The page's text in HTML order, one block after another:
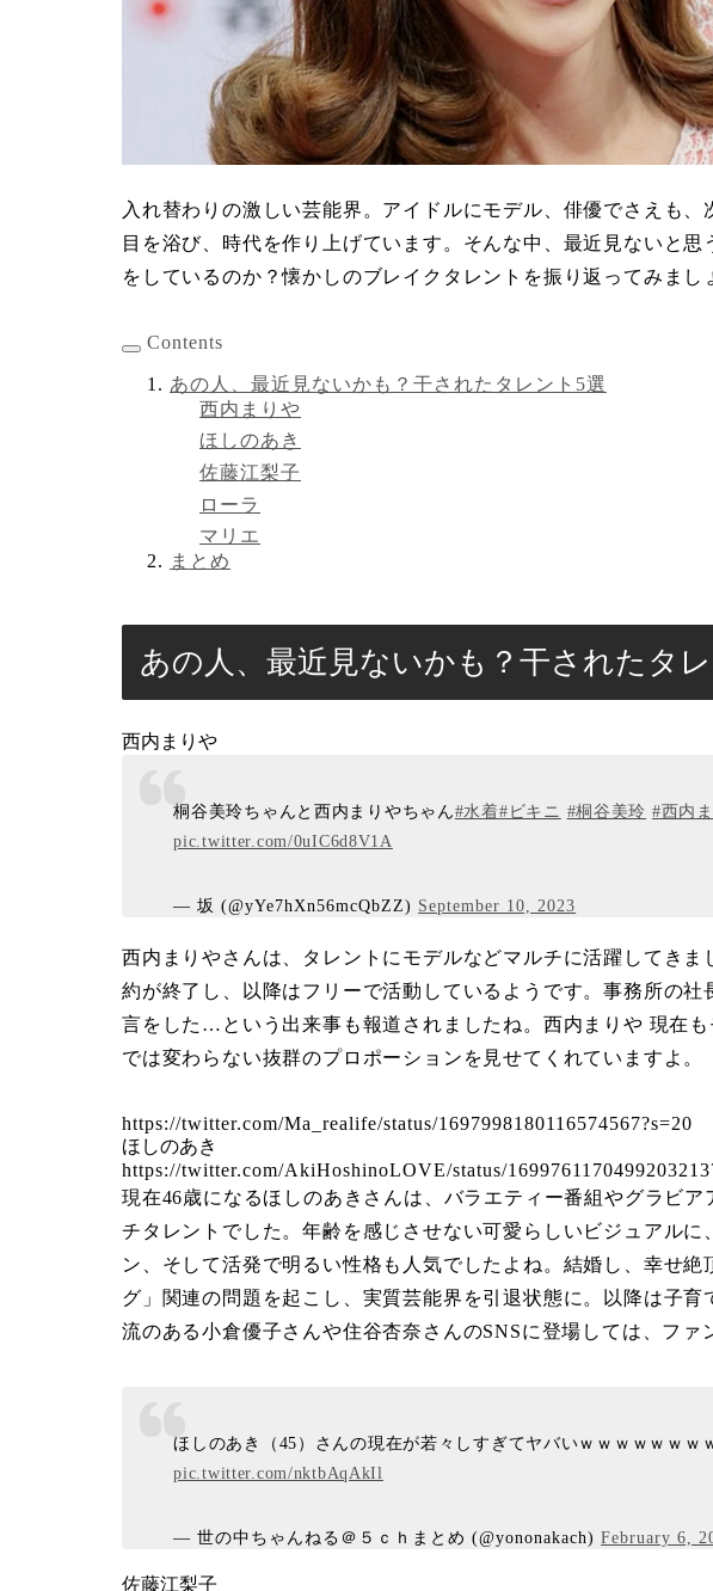
入れ替わりの激しい芸能界。アイドルにモデル、俳優でさえも
目を浴び、時代を作り上げています。そんな中、最近見ないと
をしているのか？懐かしのブレイクタレントを振り返ってみまし
Contents
あの人、最近見ないかも？干されたタレント5選
西内まりや
ほしのあき
佐藤江梨子
ローラ
マリエ
まとめ
あの人、最近見ないかも？干されたタ
西内まりや
桐谷美玲ちゃんと西内まりやちゃん#水着#ビキニ #桐谷美玲 #西内
pic.twitter.com/0uIC6d8V1A
— 坂 (@yYe7hXn56mcQbZZ) September 10, 2023
西内まりやさんは、タレントにモデルなどマルチに活躍してきま
約が終了し、以降はフリーで活動しているようです。事務所の社
言をした…という出来事も報道されましたね。西内まりや 現在
では変わらない抜群のプロポーションを見せてくれていますよ。
https://twitter.com/Ma_realife/status/1697998180116574567?s=20
ほしのあき
https://twitter.com/AkiHoshinoLOVE/status/
現在46歳になるほしのあきさんは、バラエティー番組やグラビ
チタレントでした。年齢を感じさせない可愛らしいビジュアルに
ン、そして活発で明るい性格も人気でしたよね。結婚し、幸せ
グ」関連の問題を起こし、実質芸能界を引退状態に。以降は子育
流のある小倉優子さんや住谷杏奈さんのSNSに登場しては、ファ
ほしのあき（45）さんの現在が若々しすぎてヤバいｗｗｗｗｗｗｗ
pic.twitter.com/nktbAqAkIl
— 世の中ちゃんねる＠５ｃｈまとめ (@yononakach)February 6,
佐藤江梨子